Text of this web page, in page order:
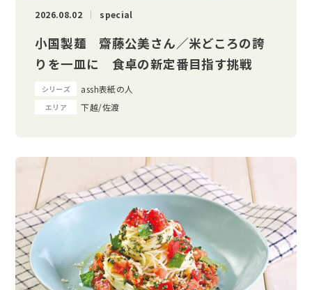
2026.08.02 special
小国製麺 齋藤公美さん／米どころの誇
りを一皿に 食卓の新定番目指す挑戦
シリーズ assh表紙の人
エリア 下越/佐渡